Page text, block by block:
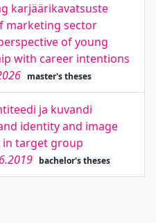
karjäärikavatsuste
marketing sector
of young
with career intentions
master's theses
ja kuvandi
identity and image
in target group
bachelor's theses